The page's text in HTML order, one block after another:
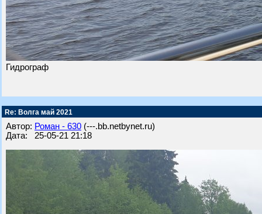
Гидрограф
Re: Волга май 2021
Автор: Роман - 630 (---.bb.netbynet.ru)
Дата: 25-05-21 21:18